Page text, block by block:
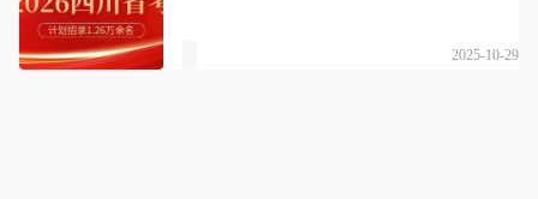
2025-10-29